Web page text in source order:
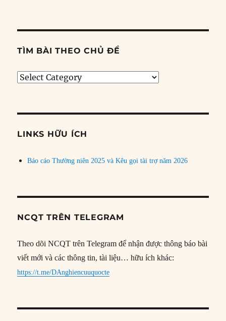
TÌM BÀI THEO CHỦ ĐỀ
Tìm
đề
LINKS HỮU ÍCH
Báo cáo Thường niên 2025 và Kêu gọi tài trợ năm 2026
NCQT TRÊN TELEGRAM
Theo dõi NCQT trên Telegram để nhận được thông báo bài
viết mới và các thông tin, tài liệu… hữu ích khác:
https://t.me/DAnghiencuuquocte